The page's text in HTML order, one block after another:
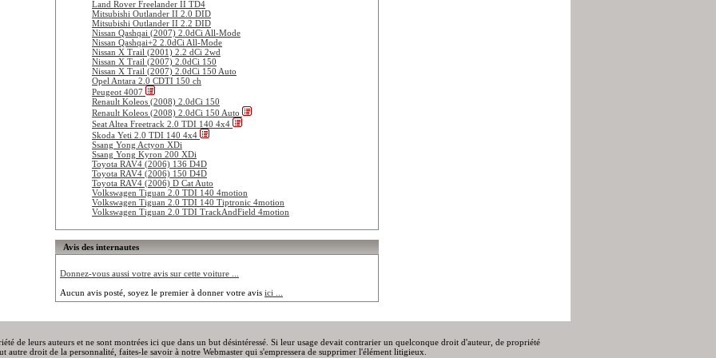
Land Rover Freelander II TD4
Mitsubishi Outlander II 2.0 DID
Mitsubishi Outlander II 2.2 DID
Nissan Qashqai (2007) 2.0dCi All-Mode
Nissan Qashqai+2 2.0dCi All-Mode
Nissan X Trail (2001) 2.2 dCi 2wd
Nissan X Trail (2007) 2.0dCi 150
Nissan X Trail (2007) 2.0dCi 150 Auto
Opel Antara 2.0 CDTI 150 ch
Peugeot 4007
Renault Koleos (2008) 2.0dCi 150
Renault Koleos (2008) 2.0dCi 150 Auto
Seat Altea Freetrack 2.0 TDI 140 4x4
Skoda Yeti 2.0 TDI 140 4x4
Ssang Yong Actyon XDi
Ssang Yong Kyron 200 XDi
Toyota RAV4 (2006) 136 D4D
Toyota RAV4 (2006) 150 D4D
Toyota RAV4 (2006) D Cat Auto
Volkswagen Tiguan 2.0 TDI 140 4motion
Volkswagen Tiguan 2.0 TDI 140 Tiptronic 4motion
Volkswagen Tiguan 2.0 TDI TrackAndField 4motion
Avis des internautes
Donnez-vous aussi votre avis sur cette voiture ...
Aucun avis posté, soyez le premier à donner votre avis ici ...
de leurs auteurs et ne sont montrées ici que dans un but désintéressé. Si leur usage devait contrarier un quelconque droit d'auteur, de propriété
autre droit de la personnalité, faites-le savoir à notre Webmaster qui s'empressera de supprimer l'élément litigieux.